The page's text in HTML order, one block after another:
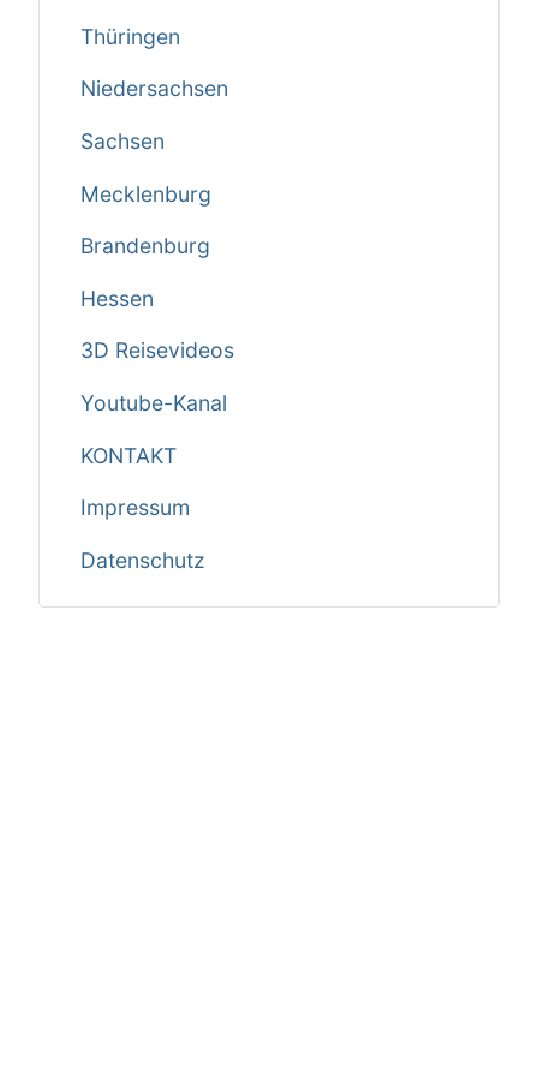
Thüringen
Niedersachsen
Sachsen
Mecklenburg
Brandenburg
Hessen
3D Reisevideos
Youtube-Kanal
KONTAKT
Impressum
Datenschutz